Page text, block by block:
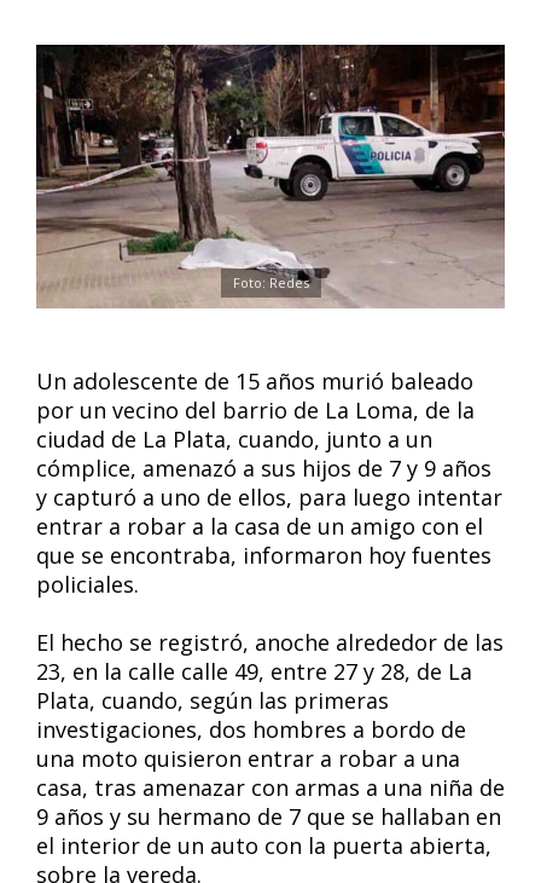
Foto: Redes
Un adolescente de 15 años murió baleado
por un vecino del barrio de La Loma, de la
ciudad de La Plata, cuando, junto a un
cómplice, amenazó a sus hijos de 7 y 9 años
y capturó a uno de ellos, para luego intentar
entrar a robar a la casa de un amigo con el
que se encontraba, informaron hoy fuentes
policiales.
El hecho se registró, anoche alrededor de las
23, en la calle calle 49, entre 27 y 28, de La
Plata, cuando, según las primeras
investigaciones, dos hombres a bordo de
una moto quisieron entrar a robar a una
casa, tras amenazar con armas a una niña de
9 años y su hermano de 7 que se hallaban en
el interior de un auto con la puerta abierta,
sobre la vereda.